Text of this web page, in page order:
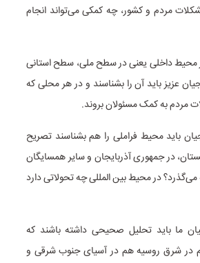
مردم و کشور، چه کمکی می‌تواند انجام
محیط داخلی یعنی در سطح ملی، سطح استانی
عزیز باید آن را بشناسند و در هر محلی که
مردم به کمک مسئولان بروند.
باید محیط فراملی را هم بشناسند تصریح
در جمهوری آذربایجان و سایر همسایگان
در محیط بین المللی چه تحولاتی دارد
ما باید تحلیل صحیحی داشته باشند که
در شرق روسیه هم در آسیای جنوب شرقی و